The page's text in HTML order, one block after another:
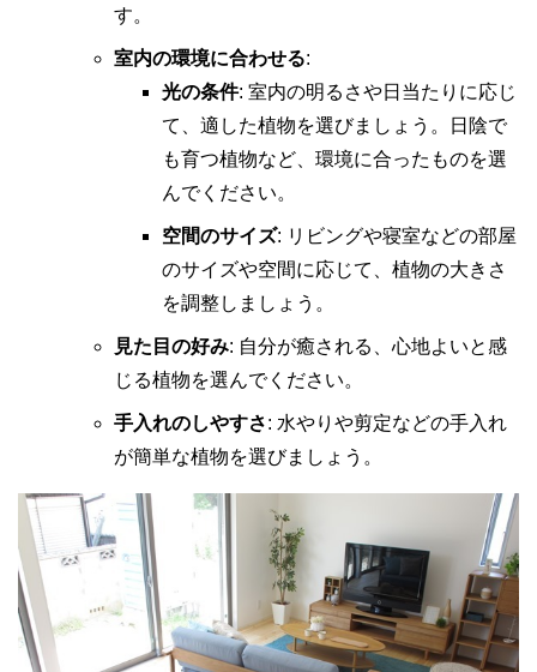
す。
室内の環境に合わせる:
光の条件: 室内の明るさや日当たりに応じ
て、適した植物を選びましょう。日陰で
も育つ植物など、環境に合ったものを選
んでください。
空間のサイズ: リビングや寝室などの部屋
のサイズや空間に応じて、植物の大きさ
を調整しましょう。
見た目の好み: 自分が癒される、心地よいと感
じる植物を選んでください。
手入れのしやすさ: 水やりや剪定などの手入れ
が簡単な植物を選びましょう。